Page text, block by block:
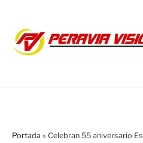
Portada » Celebran 55 aniversario